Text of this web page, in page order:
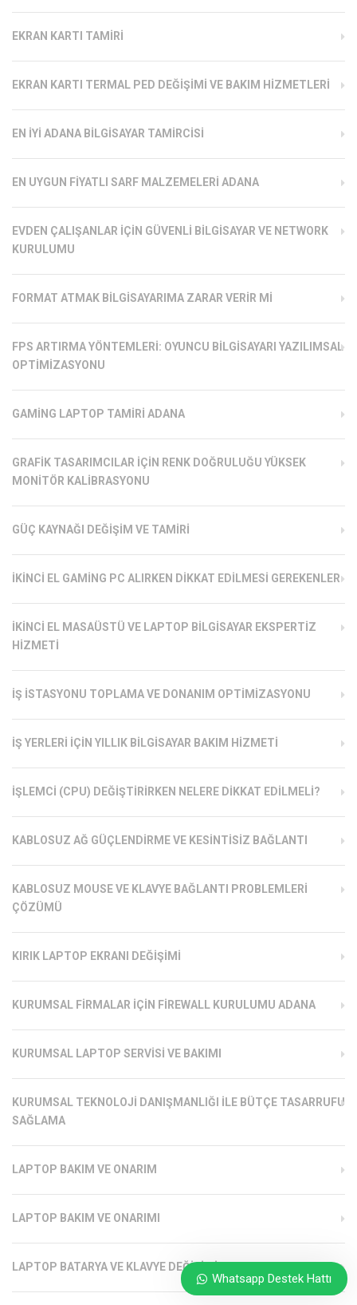
EKRAN KARTI TAMIRI
EKRAN KARTI TERMAL PED DEĞIŞIMI VE BAKIM HIZMETLERI
EN İYI ADANA BILGISAYAR TAMIRCISI
EN UYGUN FIYATLI SARF MALZEMELERI ADANA
EVDEN ÇALIŞANLAR İÇIN GÜVENLI BILGISAYAR VE NETWORK
KURULUMU
FORMAT ATMAK BILGISAYARIMA ZARAR VERIR MI
FPS ARTIRMA YÖNTEMLERI: OYUNCU BILGISAYARI YAZILIMSAL
OPTIMIZASYONU
GAMING LAPTOP TAMIRI ADANA
GRAFIK TASARIMCILAR İÇIN RENK DOĞRULUĞU YÜKSEK
MONITÖR KALIBRASYONU
GÜÇ KAYNAĞI DEĞIŞIM VE TAMIRI
İKINCI EL GAMING PC ALIRKEN DIKKAT EDILMESI GEREKENLER
İKINCI EL MASAÜSTÜ VE LAPTOP BILGISAYAR EKSPERTIZ
HIZMETI
İŞ İSTASYONU TOPLAMA VE DONANIM OPTIMIZASYONU
İŞ YERLERI İÇIN YILLIK BILGISAYAR BAKIM HIZMETI
İŞLEMCI (CPU) DEĞIŞTIRIRKEN NELERE DIKKAT EDILMELI?
KABLOSUZ AĞ GÜÇLENDIRME VE KESINTISIZ BAĞLANTI
KABLOSUZ MOUSE VE KLAVYE BAĞLANTI PROBLEMLERI
ÇÖZÜMÜ
KIRIK LAPTOP EKRANI DEĞIŞIMI
KURUMSAL FIRMALAR İÇIN FIREWALL KURULUMU ADANA
KURUMSAL LAPTOP SERVISI VE BAKIMI
KURUMSAL TEKNOLOJI DANIŞMANLIĞI ILE BÜTÇE TASARRUFU
SAĞLAMA
LAPTOP BAKIM VE ONARIM
LAPTOP BAKIM VE ONARIMI
LAPTOP BATARYA VE KLAVYE DEĞIŞIMI
Whatsapp Destek Hattı